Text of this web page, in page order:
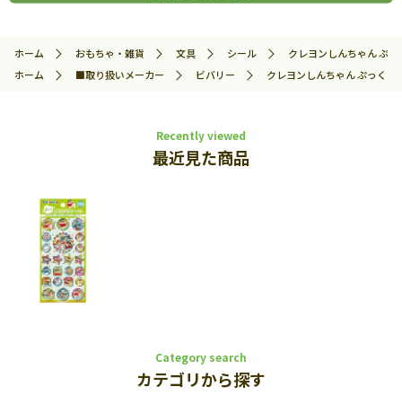
ホーム おもちゃ・雑貨 文具 シール
クレヨンしんちゃん ぷ
ホーム
■取り扱いメーカー ビバリー クレヨンしんちゃん ぷっく
Recently viewed
最近見た商品
Category search
カテゴリから探す